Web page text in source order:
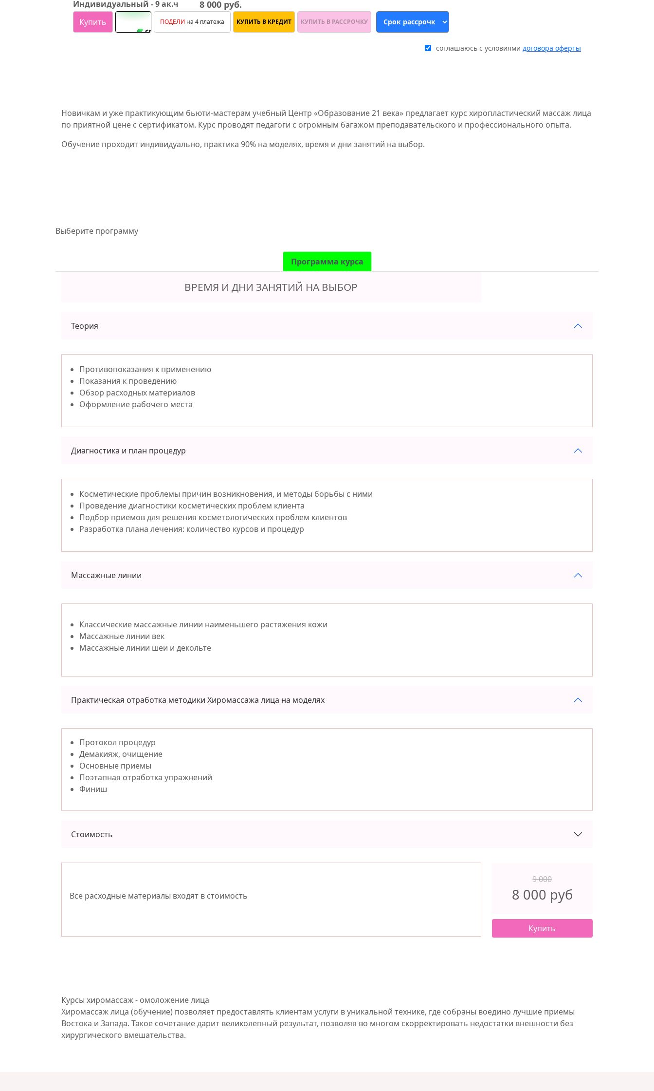
Индивидуальный - 9 ак.ч 8 000 руб.
Купить ПОДЕЛИ на 4 платежа КУПИТЬ В КРЕДИТ КУПИТЬ В РАССРОЧКУ
соглашаюсь с условиями договора оферты
Новичкам и уже практикующим бьюти-мастерам учебный Центр «Образование 21 века» предлагает курс хиропластический массаж лица
по приятной цене с сертификатом. Курс проводят педагоги с огромным багажом преподавательского и профессионального опыта.
Обучение проходит индивидуально, практика 90% на моделях, время и дни занятий на выбор.
Выберите программу
Программа курса
ВРЕМЯ И ДНИ ЗАНЯТИЙ НА ВЫБОР
Теория
Противопоказания к применению
Показания к проведению
Обзор расходных материалов
Оформление рабочего места
Диагностика и план процедур
Косметические проблемы причин возникновения, и методы борьбы с ними
Проведение диагностики косметических проблем клиента
Подбор приемов для решения косметологических проблем клиентов
Разработка плана лечения: количество курсов и процедур
Массажные линии
Классические массажные линии наименьшего растяжения кожи
Массажные линии век
Массажные линии шеи и декольте
Практическая отработка методики Хиромассажа лица на моделях
Протокол процедур
Демакияж, очищение
Основные приемы
Поэтапная отработка упражнений
Финиш
Стоимость
Все расходные материалы входят в стоимость
9 000
8 000 руб
Купить
Курсы хиромассаж - омоложение лица
Хиромассаж лица (обучение) позволяет предоставлять клиентам услуги в уникальной технике, где собраны воедино лучшие приемы
Востока и Запада. Такое сочетание дарит великолепный результат, позволяя во многом скорректировать недостатки внешности без
хирургического вмешательства.